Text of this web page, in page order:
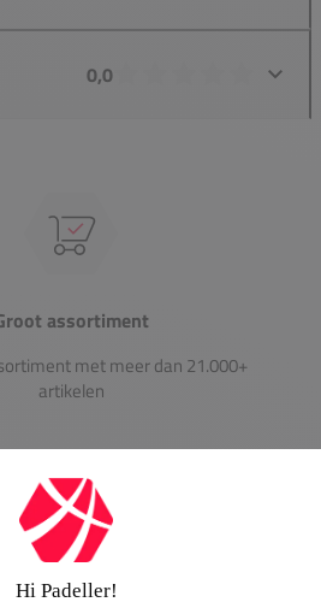
0,0
assortiment
met meer dan 21.000+
artikelen